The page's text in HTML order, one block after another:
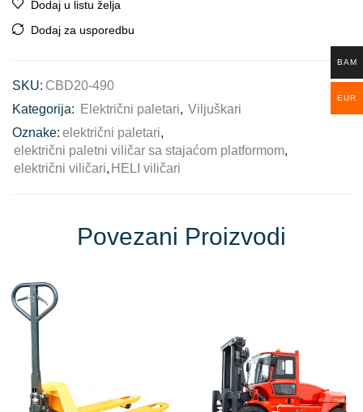
Dodaj u listu želja
Dodaj za usporedbu
SKU: CBD20-490
Kategorija:
Električni paletari, Viljuškari
Oznake: električni paletari,
električni paletni viličar sa stajaćom platformom,
električni viličari, HELI viličari
Povezani Proizvodi
BAM
EUR